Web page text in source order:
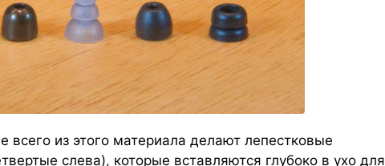
всего из этого материала делают лепестковые
слева), которые вставляются глубоко в ухо для